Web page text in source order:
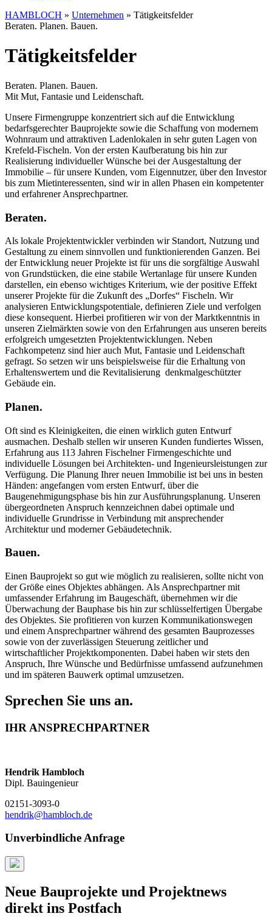
HAMBLOCH » Unternehmen » Tätigkeitsfelder
Beraten. Planen. Bauen.
Tätigkeitsfelder
Beraten. Planen. Bauen.
Mit Mut, Fantasie und Leidenschaft.
Unsere Firmengruppe konzentriert sich auf die Entwicklung
bedarfsgerechter Bauprojekte sowie die Schaffung von modernem
Wohnraum und attraktiven Ladenlokalen in sehr guten Lagen von
Krefeld-Fischeln. Von der ersten Kaufberatung bis hin zur
Realisierung individueller Wünsche bei der Ausgestaltung der
Immobilie – für unsere Kunden, vom Eigennutzer, über den Investor
bis zum Mietinteressenten, sind wir in allen Phasen ein kompetenter
und erfahrener Ansprechpartner.
Beraten.
Als lokale Projektentwickler verbinden wir Standort, Nutzung und
Gestaltung zu einem sinnvollen und funktionierenden Ganzen. Bei
der Entwicklung neuer Projekte ist für uns die sorgfältige Auswahl
von Grundstücken, die eine stabile Wertanlage für unsere Kunden
darstellen, ein ebenso wichtiges Kriterium, wie der positive Effekt
unserer Projekte für die Zukunft des „Dorfes“ Fischeln. Wir
analysieren Entwicklungspotentiale, definieren Ziele und verfolgen
diese konsequent. Hierbei profitieren wir von der Marktkenntnis in
unseren Zielmärkten sowie von den Erfahrungen aus unseren bereits
erfolgreich umgesetzten Projektentwicklungen. Neben
Fachkompetenz sind hier auch Mut, Fantasie und Leidenschaft
gefragt. So setzen wir uns beispielsweise für die Erhaltung von
Erhaltenswertem und die Revitalisierung denkmalgeschützter
Gebäude ein.
Planen.
Oft sind es Kleinigkeiten, die einen wirklich guten Entwurf
ausmachen. Deshalb stellen wir unseren Kunden fundiertes Wissen,
Erfahrung aus 113 Jahren Fischelner Firmengeschichte und
individuelle Lösungen bei Architekten- und Ingenieursleistungen zur
Verfügung. Die Planung Ihrer neuen Immobilie ist bei uns in besten
Händen: angefangen vom ersten Entwurf, über die
Baugenehmigungsphase bis hin zur Ausführungsplanung. Unseren
übergeordneten Anspruch kennzeichnen dabei optimale und
individuelle Grundrisse in Verbindung mit ansprechender
Architektur und moderner Gebäudetechnik.
Bauen.
Einen Bauprojekt so gut wie möglich zu realisieren, sollte nicht von
der Größe eines Objektes abhängen. Als Ansprechpartner mit
umfassender Erfahrung im Baugeschäft, übernehmen wir die
Überwachung der Bauphase bis hin zur schlüsselfertigen Übergabe
des Objektes. Sie profitieren von kurzen Kommunikationswegen
und einem Ansprechpartner während des gesamten Bauprozesses
sowie von der zuverlässigen Steuerung zeitlicher und
wirtschaftlicher Projektkomponenten. Dabei haben wir stets den
Anspruch, Ihre Wünsche und Bedürfnisse umfassend aufzunehmen
und im späteren Bauwerk optimal umzusetzen.
Sprechen Sie uns an.
IHR ANSPRECHPARTNER
Hendrik Hambloch
Dipl. Bauingenieur
02151-3093-0
hendrik@hambloch.de
Unverbindliche Anfrage
Neue Bauprojekte und Projektnews
direkt ins Postfach